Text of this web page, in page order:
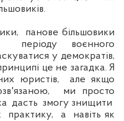
панове більшовики
періоду воєнного
у демократів,
це не загадка. Я
юристів, але якщо
ми просто
дасть змогу знищити
а навіть як